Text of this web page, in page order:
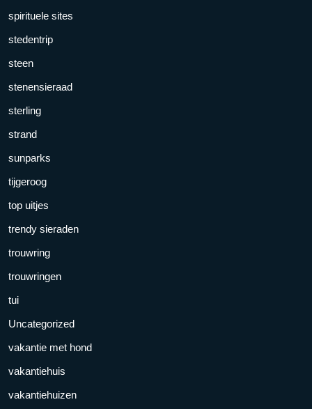
spirituele sites
stedentrip
steen
stenensieraad
sterling
strand
sunparks
tijgeroog
top uitjes
trendy sieraden
trouwring
trouwringen
tui
Uncategorized
vakantie met hond
vakantiehuis
vakantiehuizen